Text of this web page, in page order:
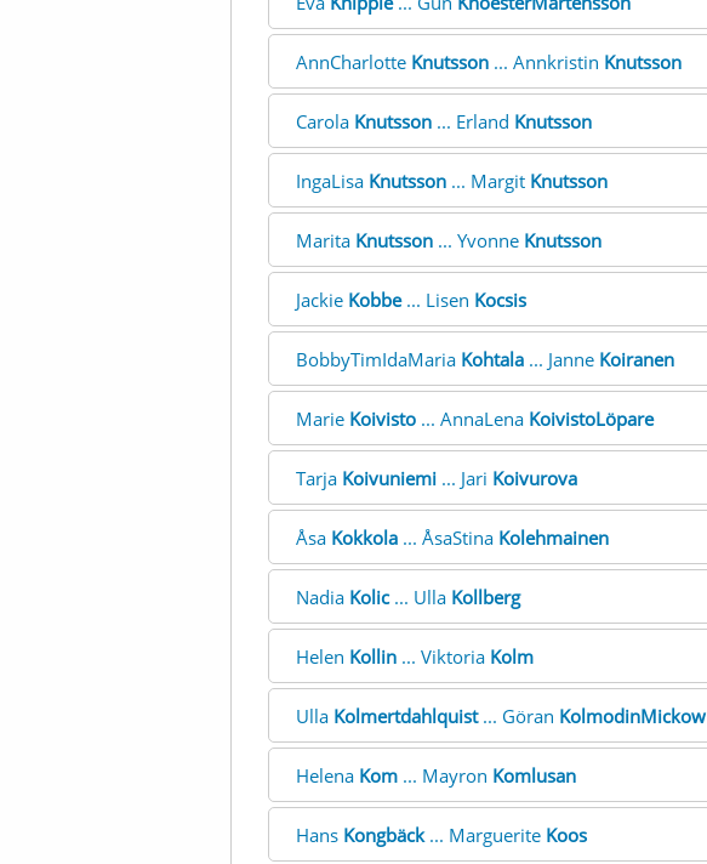
AnnCharlotte Knutsson... Annkristin Knutsson
Carola Knutsson... Erland Knutsson
IngaLisa Knutsson... Margit Knutsson
Marita Knutsson... Yvonne Knutsson
Jackie Kobbe... Lisen Kocsis
BobbyTimIdaMaria Kohtala... Janne Koiranen
Marie Koivisto... AnnaLena KoivistoLöpare
Tarja Koivuniemi... Jari Koivurova
Åsa Kokkola... ÅsaStina Kolehmainen
Nadia Kolic... Ulla Kollberg
Helen Kollin... Viktoria Kolm
Ulla Kolmertdahlquist... Göran KolmodinMickow
Helena Kom... Mayron Komlusan
Hans Kongbäck... Marguerite Koos